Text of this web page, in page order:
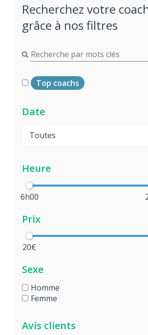
Recherchez votre
grâce à nos filtres
Top coachs
Date
Heure
6h00
Prix
20€
Sexe
Homme
Femme
Avis clients